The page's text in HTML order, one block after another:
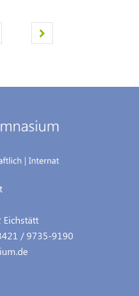
Eichstätt
/ 9735-9190